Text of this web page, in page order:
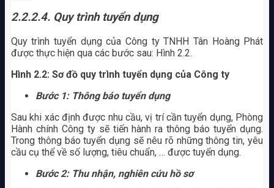
2.2.2.4. Quy trình tuyển dụng
Quy trình tuyển dụng của Công ty TNHH Tân Hoàng Phát
được thực hiện qua các bước sau: Hình 2.2.
Hình 2.2: Sơ đồ quy trình tuyển dụng của Công ty
Bước 1: Thông báo tuyển dụng
Sau khi xác định được nhu cầu, vị trí cần tuyển dụng, Phòng
Hành chính Công ty sẽ tiến hành ra thông báo tuyển dụng.
Trong thông báo tuyển dụng sẽ nêu rõ những thông tin, yêu
cầu cụ thể về số lượng, tiêu chuẩn, … được tuyển dụng.
Bước 2: Thu nhận, nghiên cứu hồ sơ